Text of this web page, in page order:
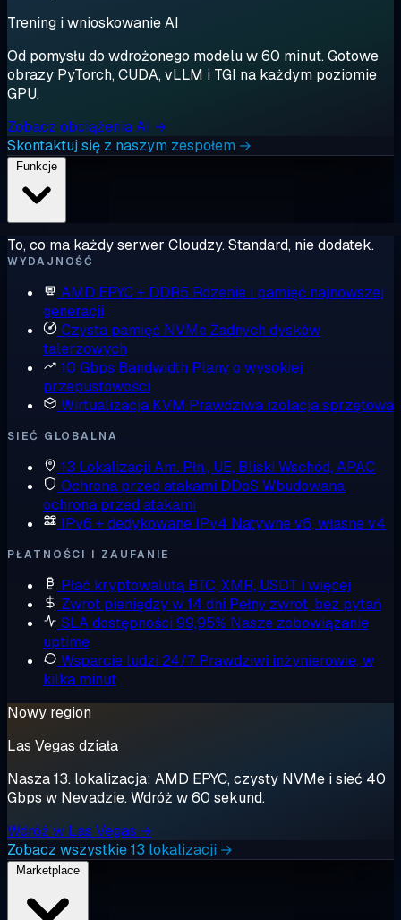
Trening i wnioskowanie AI
Od pomysłu do wdrożonego modelu w 60 minut. Gotowe
obrazy PyTorch, CUDA, vLLM i TGI na każdym poziomie
GPU.
Zobacz obciążenia AI →
Skontaktuj się z naszym zespołem →
To, co ma każdy serwer Cloudzy. Standard, nie dodatek.
WYDAJNOŚĆ
AMD EPYC + DDR5 Rdzenie i pamięć najnowszej
generacji
Czysta pamięć NVMeŻadnych dysków
talerzowych
10 Gbps Bandwidth Plany o wysokiej
przepustowości
Wirtualizacja KVM Prawdziwa izolacja sprzętowa
SIEĆ GLOBALNA
13 Lokalizacji Am. Płn., UE, Bliski Wschód, APAC
Ochrona przed atakami DDoS Wbudowana
ochrona przed atakami
IPv6 + dedykowane IPv4 Natywne v6, własne v4
PŁATNOŚCI I ZAUFANIE
Płać kryptowalutą BTC, XMR, USDT i więcej
Zwrot pieniędzy w 14 dni Pełny zwrot, bez pytań
SLA dostępności 99,95% Nasze zobowiązanie
uptime
Wsparcie ludzi 24/7 Prawdziwi inżynierowie, w
kilka minut
Nowy region
Las Vegas działa
Nasza 13. lokalizacja: AMD EPYC, czysty NVMe i sieć 40
Gbps w Nevadzie. Wdróż w 60 sekund.
Wdróż w Las Vegas →
Zobacz wszystkie 13 lokalizacji →